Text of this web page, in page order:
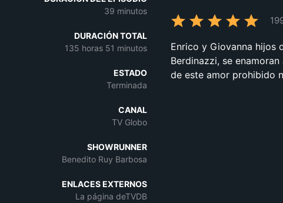
39 minutos
DURACIÓN TOTAL
135 horas 51 minutos
ESTADO
Terminada
CANAL
TV Globo
SHOWRUNNER
Benedito Ruy Barbosa
ENLACES EXTERNOS
La página deTVDB
Enrico y Giovanna hijos
Berdinazzi, se
de este amor prohibido